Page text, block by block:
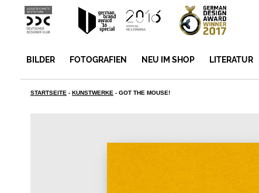
BILDER FOTOGRAFIEN NEU IM SHOP LITERATUR
STARTSEITE - KUNSTWERKE - GOT THE MOUSE!